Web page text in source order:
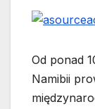
Od ponad
Namibii